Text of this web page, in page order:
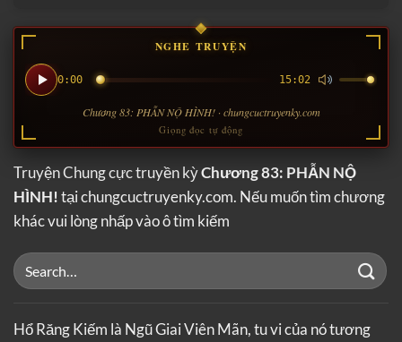
NGHE TRUYỆN
0:00 15:02
Chương 83: PHẪN NỘ HÌNH! · chungcuctruyenky.com
Giọng đọc tự động
Truyện Chung cực truyền kỳChương 83: PHẪN NỘ
HÌNH!tại chungcuctruyenky.com. Nếu muốn tìm chương
khác vui lòng nhấp vào ô tìm kiếm
Hổ Răng Kiếm là Ngũ Giai Viên Mãn, tu vi của nó tương